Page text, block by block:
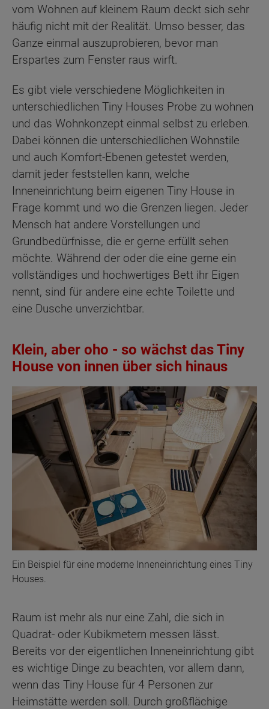
vom Wohnen auf kleinem Raum deckt sich sehr
häufig nicht mit der Realität. Umso besser, das
Ganze einmal auszuprobieren, bevor man
Erspartes zum Fenster raus wirft.
Es gibt viele verschiedene Möglichkeiten in
unterschiedlichen Tiny Houses Probe zu wohnen
und das Wohnkonzept einmal selbst zu erleben.
Dabei können die unterschiedlichen Wohnstile
und auch Komfort-Ebenen getestet werden,
damit jeder feststellen kann, welche
Inneneinrichtung beim eigenen Tiny House in
Frage kommt und wo die Grenzen liegen. Jeder
Mensch hat andere Vorstellungen und
Grundbedürfnisse, die er gerne erfüllt sehen
möchte. Während der oder die eine gerne ein
vollständiges und hochwertiges Bett ihr Eigen
nennt, sind für andere eine echte Toilette und
eine Dusche unverzichtbar.
Klein, aber oho - so wächst das Tiny
House von innen über sich hinaus
Ein Beispiel für eine moderne Inneneinrichtung eines Tiny
Houses.
Raum ist mehr als nur eine Zahl, die sich in
Quadrat- oder Kubikmetern messen lässt.
Bereits vor der eigentlichen Inneneinrichtung gibt
es wichtige Dinge zu beachten, vor allem dann,
wenn das Tiny House für 4 Personen zur
Heimstätte werden soll. Durch großflächige